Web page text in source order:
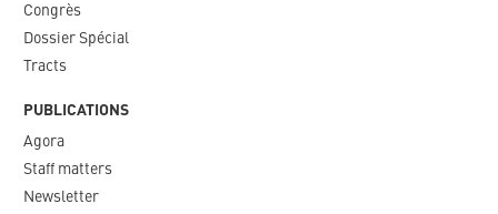
Congrès
Dossier Spécial
Tracts
PUBLICATIONS
Agora
Staff matters
Newsletter​